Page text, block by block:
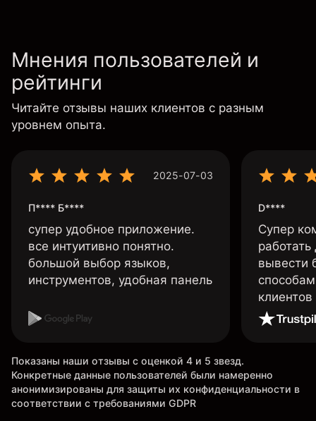
Мнения пользователей и
рейтинги
Читайте отзывы наших клиентов с разным
уровнем опыта.
2025-07-03
П**** Б****
супер удобное приложение.
все интуитивно понятно.
большой выбор языков,
инструментов, удобная панель
D****
Супер
вывести
Показаны наши отзывы с оценкой 4 и 5 звезд.
Конкретные данные пользователей были намеренно
анонимизированы для защиты их конфиденциальности в
соответствии с требованиями GDPR